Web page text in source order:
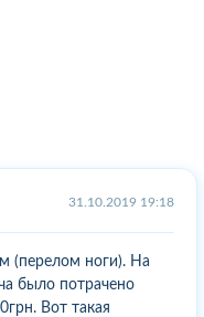
31.10.2019 19:18
(перелом ноги). На
было потрачено
Вот такая